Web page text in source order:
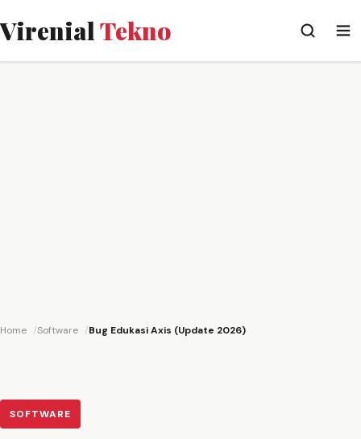
VirenialTekno
Home Software Bug Edukasi Axis (Update 2026)
SOFTWARE